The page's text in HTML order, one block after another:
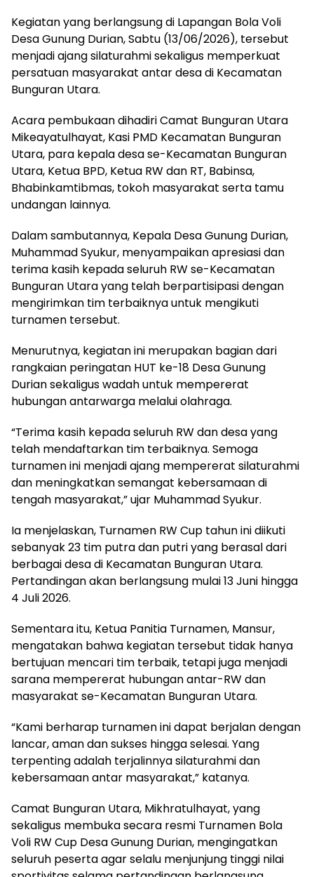
Kegiatan yang berlangsung di Lapangan Bola Voli
Desa Gunung Durian, Sabtu (13/06/2026), tersebut
menjadi ajang silaturahmi sekaligus memperkuat
persatuan masyarakat antar desa di Kecamatan
Bunguran Utara.
Acara pembukaan dihadiri Camat Bunguran Utara
Mikeayatulhayat, Kasi PMD Kecamatan Bunguran
Utara, para kepala desa se-Kecamatan Bunguran
Utara, Ketua BPD, Ketua RW dan RT, Babinsa,
Bhabinkamtibmas, tokoh masyarakat serta tamu
undangan lainnya.
Dalam sambutannya, Kepala Desa Gunung Durian,
Muhammad Syukur, menyampaikan apresiasi dan
terima kasih kepada seluruh RW se-Kecamatan
Bunguran Utara yang telah berpartisipasi dengan
mengirimkan tim terbaiknya untuk mengikuti
turnamen tersebut.
Menurutnya, kegiatan ini merupakan bagian dari
rangkaian peringatan HUT ke-18 Desa Gunung
Durian sekaligus wadah untuk mempererat
hubungan antarwarga melalui olahraga.
“Terima kasih kepada seluruh RW dan desa yang
telah mendaftarkan tim terbaiknya. Semoga
turnamen ini menjadi ajang mempererat silaturahmi
dan meningkatkan semangat kebersamaan di
tengah masyarakat,” ujar Muhammad Syukur.
Ia menjelaskan, Turnamen RW Cup tahun ini diikuti
sebanyak 23 tim putra dan putri yang berasal dari
berbagai desa di Kecamatan Bunguran Utara.
Pertandingan akan berlangsung mulai 13 Juni hingga
4 Juli 2026.
Sementara itu, Ketua Panitia Turnamen, Mansur,
mengatakan bahwa kegiatan tersebut tidak hanya
bertujuan mencari tim terbaik, tetapi juga menjadi
sarana mempererat hubungan antar-RW dan
masyarakat se-Kecamatan Bunguran Utara.
“Kami berharap turnamen ini dapat berjalan dengan
lancar, aman dan sukses hingga selesai. Yang
terpenting adalah terjalinnya silaturahmi dan
kebersamaan antar masyarakat,” katanya.
Camat Bunguran Utara, Mikhratulhayat, yang
sekaligus membuka secara resmi Turnamen Bola
Voli RW Cup Desa Gunung Durian, mengingatkan
seluruh peserta agar selalu menjunjung tinggi nilai